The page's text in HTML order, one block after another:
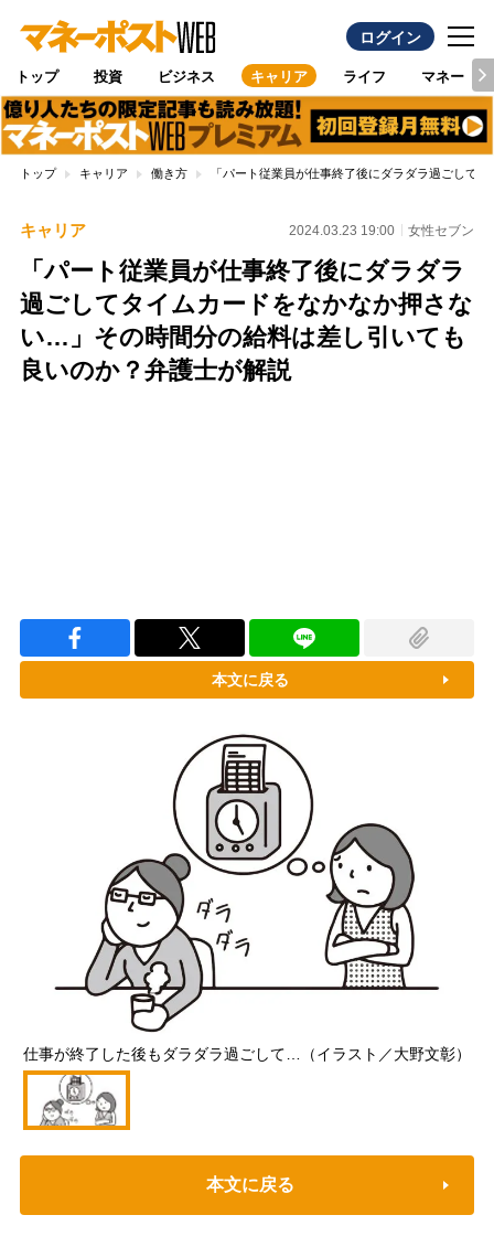
ログイン
トップ 投資 ビジネス キャリア ライフ マネー
トップ キャリア 働き方 「パート従業員が仕事終了後にダラダラ過ごして
キャリア 2024.03.23 19:00 女性セブン
「パート従業員が仕事終了後にダラダラ
過ごしてタイムカードをなかなか押さな
い…」その時間分の給料は差し引いても
良いのか？弁護士が解説
本文に戻る
仕事が終了した後もダラダラ過ごして…（イラスト／大野文彰）
本文に戻る